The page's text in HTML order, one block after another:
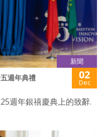
新聞
週年典禮 02
Dec
週年銀禧慶典上的致辭.